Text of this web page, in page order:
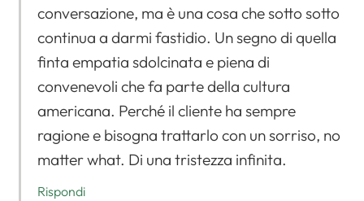
conversazione, ma è una cosa che sotto sotto
continua a darmi fastidio. Un segno di quella
finta empatia sdolcinata e piena di
convenevoli che fa parte della cultura
americana. Perché il cliente ha sempre
ragione e bisogna trattarlo con un sorriso, no
matter what. Di una tristezza infinita.
Rispondi